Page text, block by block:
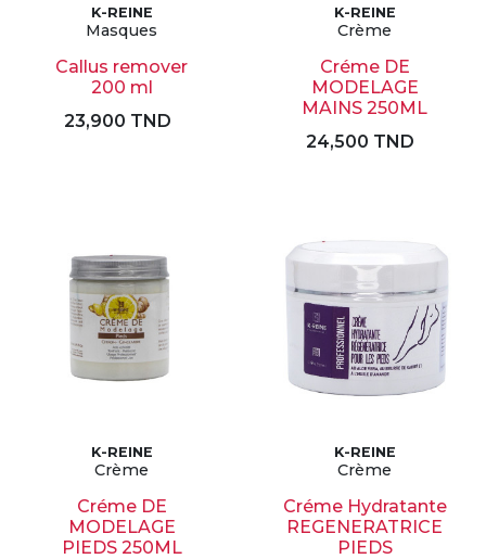
K-REINE
Masques
Callus remover
200 ml
23,900 TND
K-REINE
Crème
Créme DE
MODELAGE
MAINS 250ML
24,500 TND
K-REINE
Crème
Créme DE
MODELAGE
PIEDS 250ML
K-REINE
Crème
Créme Hydratante
REGENERATRICE
PIEDS